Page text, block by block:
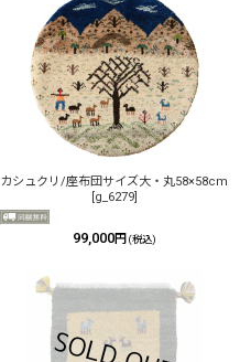
カシュクリ/座布団サイズ大・丸58×58cm
g_6279]
99,000円 (税込)